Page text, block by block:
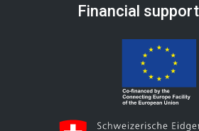
Financial